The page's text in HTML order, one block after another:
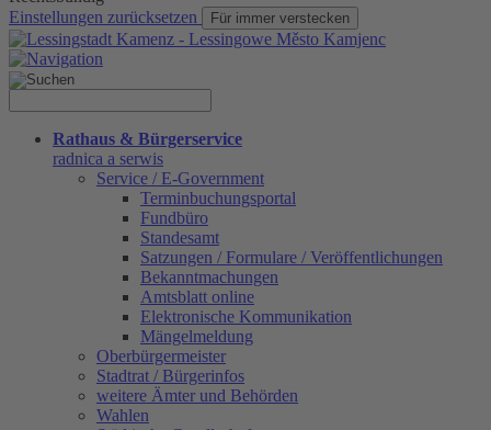
Einstellungen zurücksetzen
Für immer verstecken
Rathaus & Bürgerservice
radnica a serwis
Service / E-Government
Terminbuchungsportal
Fundbüro
Standesamt
Satzungen / Formulare / Veröffentlichungen
Bekanntmachungen
Amtsblatt online
Elektronische Kommunikation
Mängelmeldung
Oberbürgermeister
Stadtrat / Bürgerinfos
weitere Ämter und Behörden
Wahlen